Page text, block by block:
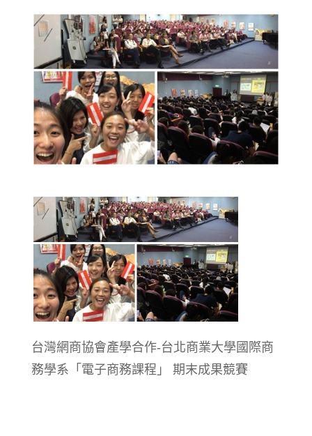
台灣網商協會產學合作-台北商業大學國際商
務學系「電子商務課程」 期末成果競賽